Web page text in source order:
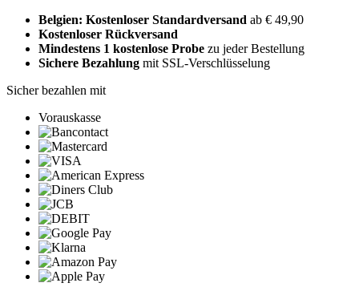
Belgien: Kostenloser Standardversand ab € 49,90
Kostenloser Rückversand
Mindestens 1 kostenlose Probe zu jeder Bestellung
Sichere Bezahlung mit SSL-Verschlüsselung
Sicher bezahlen mit
Vorauskasse